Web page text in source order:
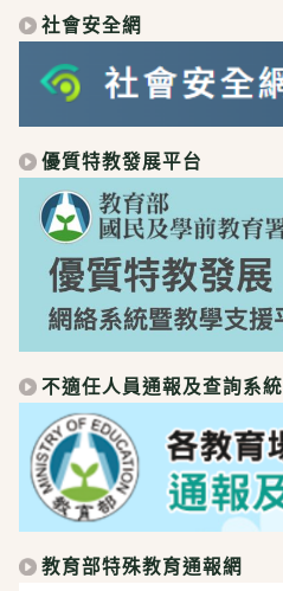
社會安全網
優質特教發展平台
不適任人員通報及查詢系統
教育部特殊教育通報網